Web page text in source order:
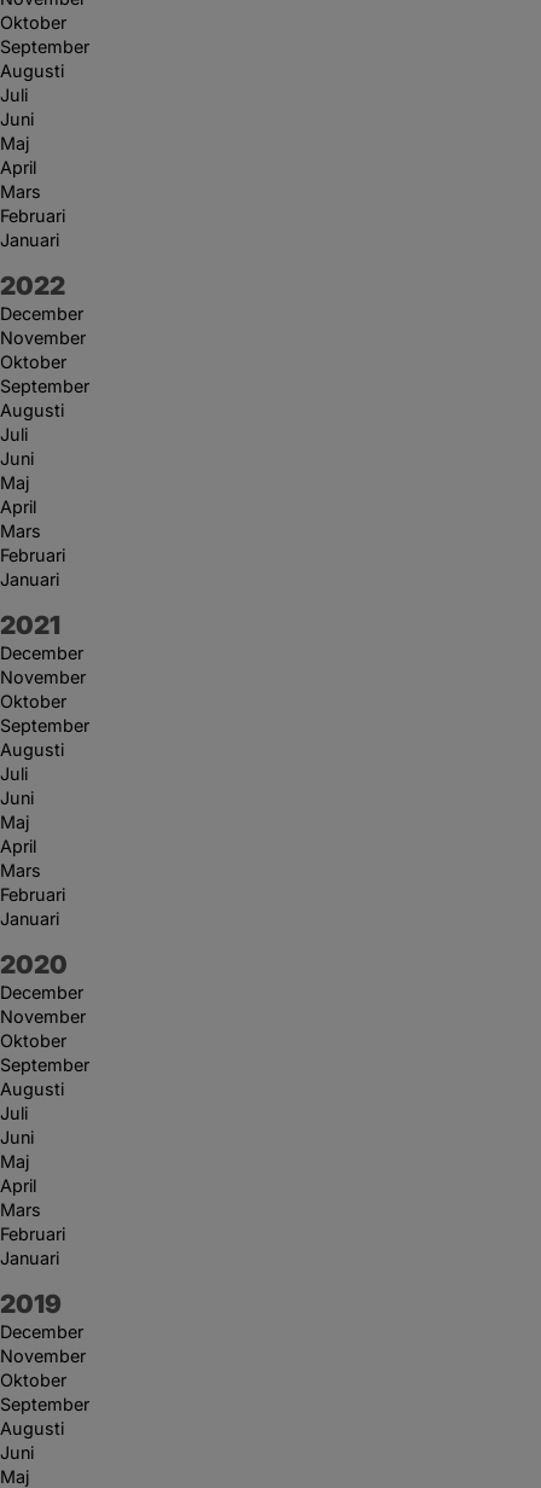
Oktober
September
Augusti
Juli
Juni
Maj
April
Mars
Februari
Januari
År:
2022
December
November
Oktober
September
Augusti
Juli
Juni
Maj
April
Mars
Februari
Januari
År:
2021
December
November
Oktober
September
Augusti
Juli
Juni
Maj
April
Mars
Februari
Januari
År:
2020
December
November
Oktober
September
Augusti
Juli
Juni
Maj
April
Mars
Februari
Januari
År:
2019
December
November
Oktober
September
Augusti
Juni
Maj